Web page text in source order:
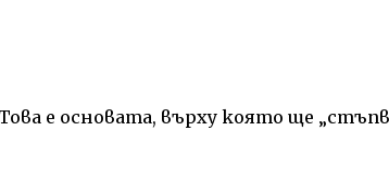
е основата, върху която ще